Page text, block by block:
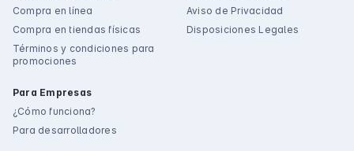
Compra en línea
Compra en tiendas físicas
Términos y condiciones para
promociones
Para Empresas
¿Cómo funciona?
Para desarrolladores
Aviso de Privacidad
Disposiciones Legales